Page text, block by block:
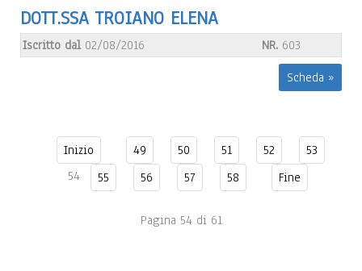
DOTT.SSA TROIANO ELENA
Iscritto dal 02/08/2016 NR. 603
Scheda »
Inizio 49 50 51 52
53
54
55 56 57 58 Fine
Pagina 54 di 61